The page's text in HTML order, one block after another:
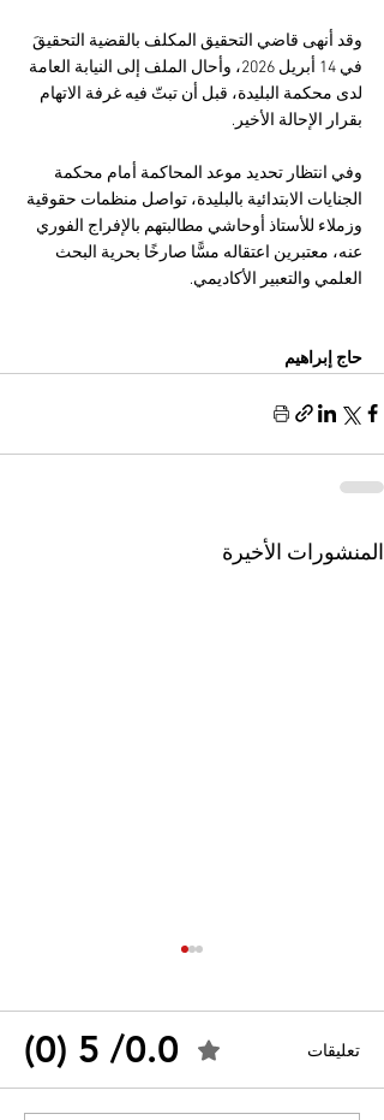
وقد أنهى قاضي التحقيق المكلف بالقضية التحقيقَ
في 14 أبريل 2026، وأحال الملف إلى النيابة العامة
لدى محكمة البليدة، قبل أن تبتّ فيه غرفة الاتهام
بقرار الإحالة الأخير.
وفي انتظار تحديد موعد المحاكمة أمام محكمة
الجنايات الابتدائية بالبليدة، تواصل منظمات حقوقية
وزملاء للأستاذ أوحاشي مطالبتهم بالإفراج الفوري
عنه، معتبرين اعتقاله مسًّا صارخًا بحرية البحث
العلمي والتعبير الأكاديمي.
حاج إبراهيم
المنشورات الأخيرة
تعليقات 0.0/ 5 (0)